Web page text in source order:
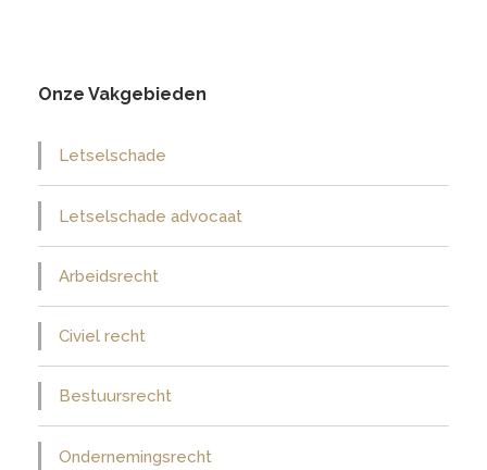
Onze Vakgebieden
Letselschade
Letselschade advocaat
Arbeidsrecht
Civiel recht
Bestuursrecht
Ondernemingsrecht